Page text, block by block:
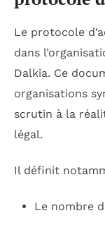
Le protocole
dans
Dalkia. Ce
organisations
scrutin à la
légal.
Il définit
Le nombre